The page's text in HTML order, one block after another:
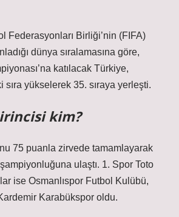
Federasyonları Birliği’nin (FIFA)
dünya sıralamasına göre,
katılacak Türkiye,
sıra yükselerek 35. sıraya yerleşti.
kim?
75 puanla zirvede tamamlayarak
ulaştı. 1. Spor Toto
ise Osmanlıspor Futbol Kulübü,
Karabükspor oldu.